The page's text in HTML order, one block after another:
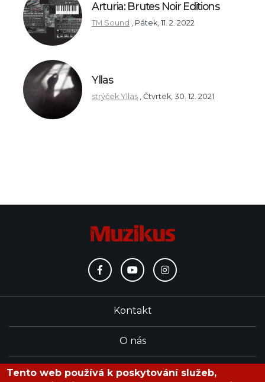
Arturia: Brutes Noir Editions
TM Sound Pátek, 11. 2. 2022
Yllas
strýček Yllas Čtvrtek, 30. 12. 2021
Kontakt
O nás
Redakce
Tento web používá k poskytování služeb,